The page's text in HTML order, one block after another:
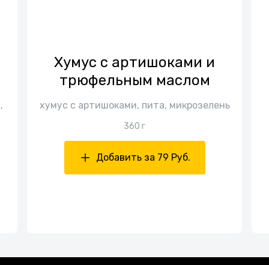
Хумус с артишоками и
трюфельным маслом
хумус с артишоками, пита, микрозелень
360 г
Добавить за 79 Руб.